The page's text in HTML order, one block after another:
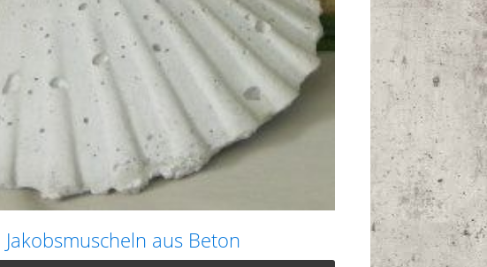
Jakobsmuscheln aus Beton